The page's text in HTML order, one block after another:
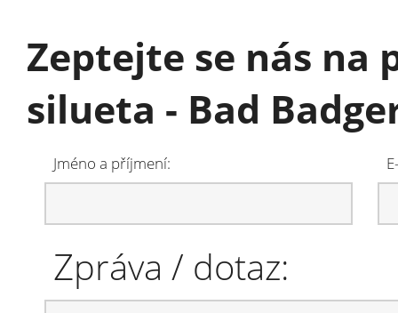
Zeptejte se nás na
silueta - Bad
Jméno a příjmení:
Zpráva / dotaz: